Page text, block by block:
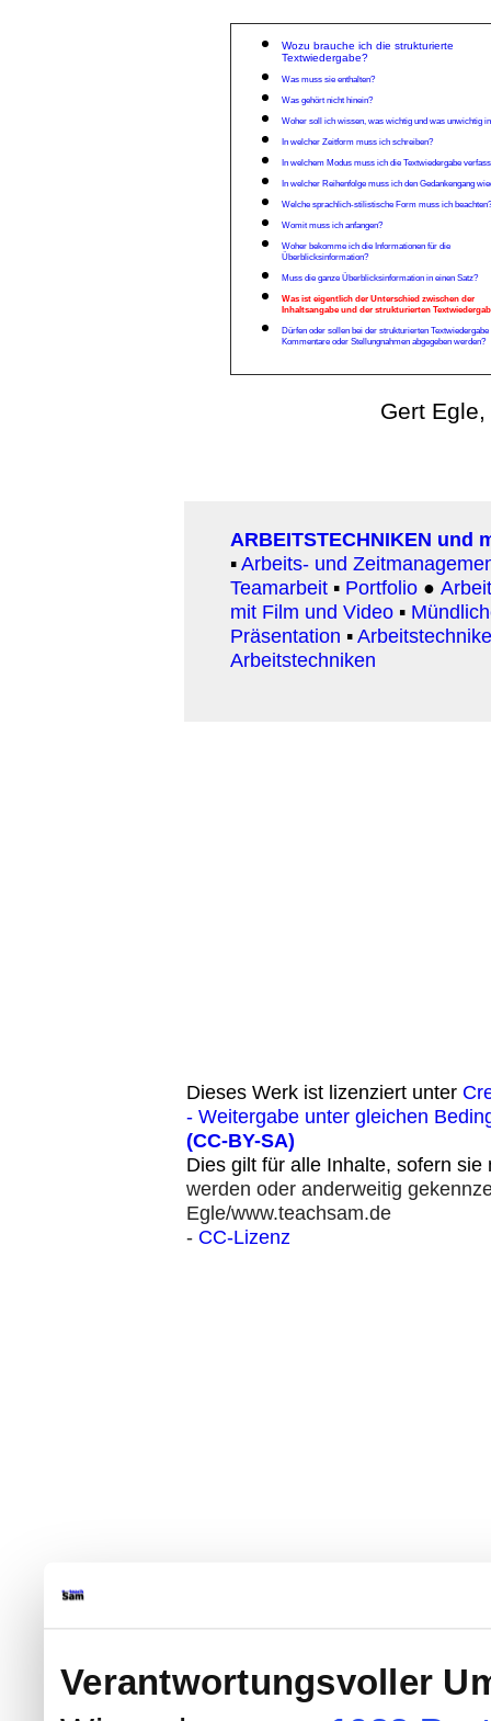
Verantwortungsvoller
Wozu brauche ich die strukturierte
Textwiedergabe?
Was muss sie enthalten?
Was gehört nicht hinein?
Woher soll ich wissen, was wichtig und was unwichtig
In welcher Zeitform muss ich schreiben?
In welchem Modus muss ich die Textwiedergabe
In welcher Reihenfolge muss ich den Gedankengang
Welche sprachlich-stilistische Form muss ich beachten?
Womit muss ich anfangen?
Woher bekomme ich die Informationen für die
Überblicksinformation?
Muss die ganze Überblicksinformation in einen Satz?
Was ist eigentlich der Unterschied zwischen der
Inhaltsangabe und der strukturierten
Dürfen oder sollen bei der strukturierten Textwiedergabe
Kommentare oder Stellungnahmen abgegeben werden?
Gert
ARBEITSTECHNIKEN und
▪Arbeits- und
Teamarbeit ▪ Portfolio ●
mit Film und Video ▪
Präsentation ▪
Arbeitstechniken
Dieses Werk ist lizenziert unter
- Weitergabe unter gleichen
(CC-BY-SA)
Dies gilt für alle Inhalte, sofern
werden oder anderweitig
Egle/www.teachsam.de
- CC-Lizenz